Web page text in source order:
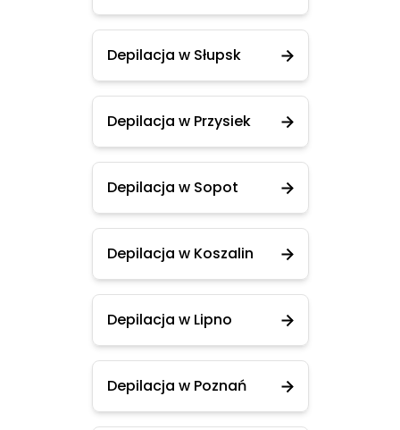
Depilacja w Słupsk
Depilacja w Przysiek
Depilacja w Sopot
Depilacja w Koszalin
Depilacja w Lipno
Depilacja w Poznań